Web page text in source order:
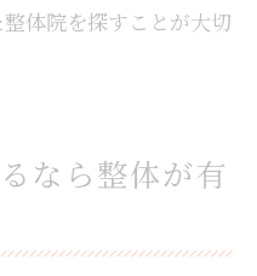
体院を探すことが大切
なら整体が有